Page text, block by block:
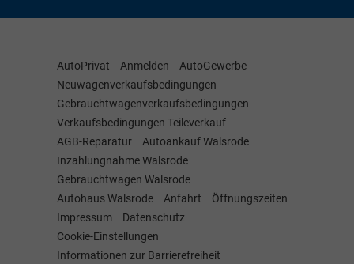
AutoPrivat Anmelden
AutoGewerbe
Neuwagenverkaufsbedingungen
Gebrauchtwagenverkaufsbedingungen
Verkaufsbedingungen Teileverkauf
AGB-Reparatur
Autoankauf Walsrode
Inzahlungnahme Walsrode
Gebrauchtwagen Walsrode
Autohaus Walsrode
Anfahrt
Öffnungszeiten
Impressum
Datenschutz
Cookie-Einstellungen
Informationen zur Barrierefreiheit